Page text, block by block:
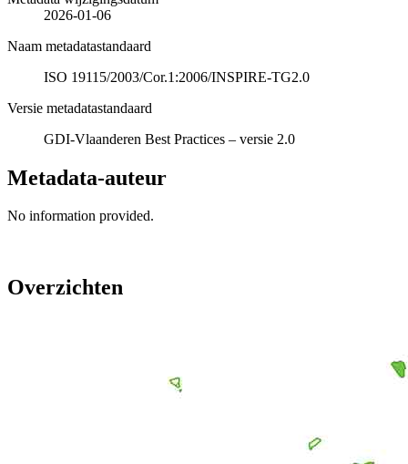
2026-01-06
Naam metadatastandaard
ISO 19115/2003/Cor.1:2006/INSPIRE-TG2.0
Versie metadatastandaard
GDI-Vlaanderen Best Practices – versie 2.0
Metadata-auteur
No information provided.
Overzichten